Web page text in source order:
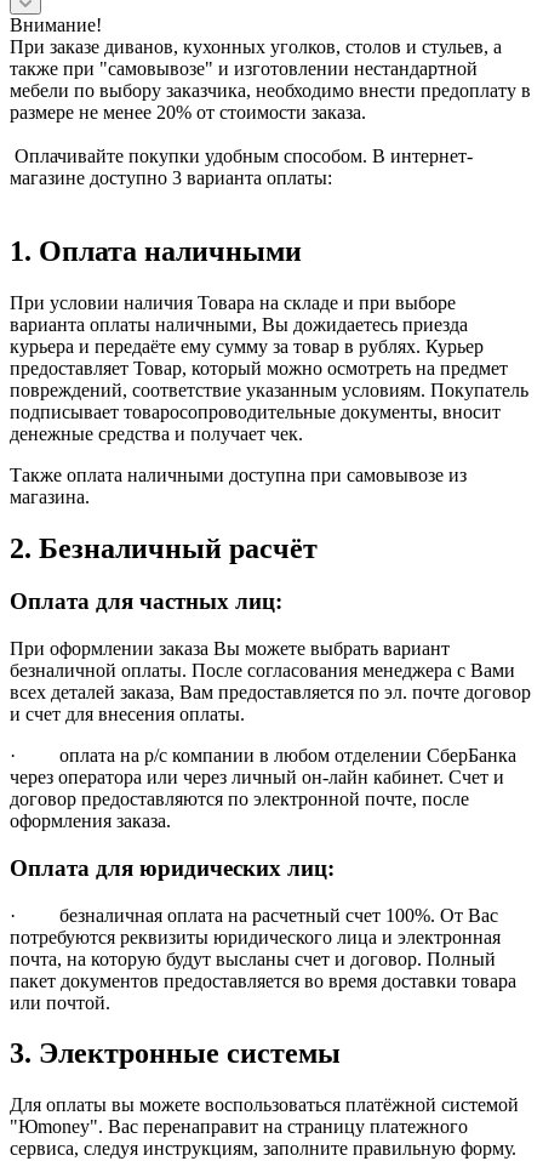
Внимание!
При заказе диванов, кухонных уголков, столов и стульев, а
также при "самовывозе" и изготовлении нестандартной
мебели по выбору заказчика, необходимо внести предоплату в
размере не менее 20% от стоимости заказа.
Оплачивайте покупки удобным способом. В интернет-
магазине доступно 3 варианта оплаты:
1. Оплата наличными
При условии наличия Товара на складе и при выборе
варианта оплаты наличными, Вы дожидаетесь приезда
курьера и передаёте ему сумму за товар в рублях. Курьер
предоставляет Товар, который можно осмотреть на предмет
повреждений, соответствие указанным условиям. Покупатель
подписывает товаросопроводительные документы, вносит
денежные средства и получает чек.
Также оплата наличными доступна при самовывозе из
магазина.
2. Безналичный расчёт
Оплата для частных лиц:
При оформлении заказа Вы можете выбрать вариант
безналичной оплаты. После согласования менеджера с Вами
всех деталей заказа, Вам предоставляется по эл. почте договор
и счет для внесения оплаты.
· оплата на р/с компании в любом отделении СберБанка
через оператора или через личный он-лайн кабинет. Счет и
договор предоставляются по электронной почте, после
оформления заказа.
Оплата для юридических лиц:
· безналичная оплата на расчетный счет 100%. От Вас
потребуются реквизиты юридического лица и электронная
почта, на которую будут высланы счет и договор. Полный
пакет документов предоставляется во время доставки товара
или почтой.
3. Электронные системы
Для оплаты вы можете воспользоваться платёжной системой
"Юmoney". Вас перенаправит на страницу платежного
сервиса, следуя инструкциям, заполните правильную форму.